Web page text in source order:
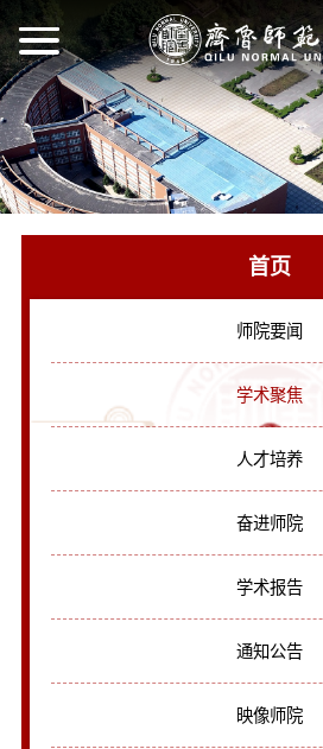
首页
师院要闻
学术聚焦
人才培养
奋进师院
学术报告
通知公告
映像师院